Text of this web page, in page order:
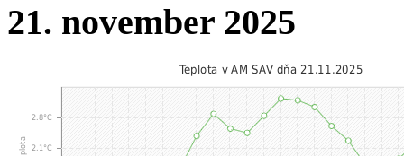
21. november 2025